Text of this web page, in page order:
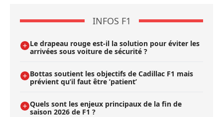
INFOS F1
Le drapeau rouge est-il la solution pour éviter les
arrivées sous voiture de sécurité ?
Bottas soutient les objectifs de Cadillac F1 mais
prévient qu’il faut être ’patient’
Quels sont les enjeux principaux de la fin de
saison 2026 de F1 ?